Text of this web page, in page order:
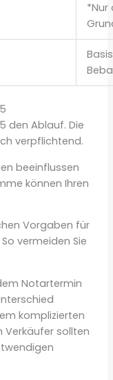
*Nur
den Ablauf. Die
verpflichtend.
beeinflussen
können Ihren
Vorgaben für
vermeiden Sie
Notartermin
komplizierten
Verkäufer sollten